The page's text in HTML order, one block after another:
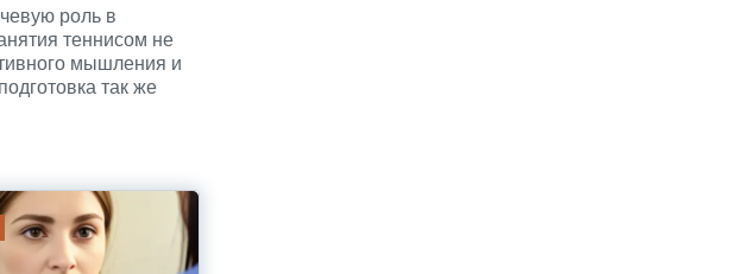
роль в
теннисом не
мышления и
так же